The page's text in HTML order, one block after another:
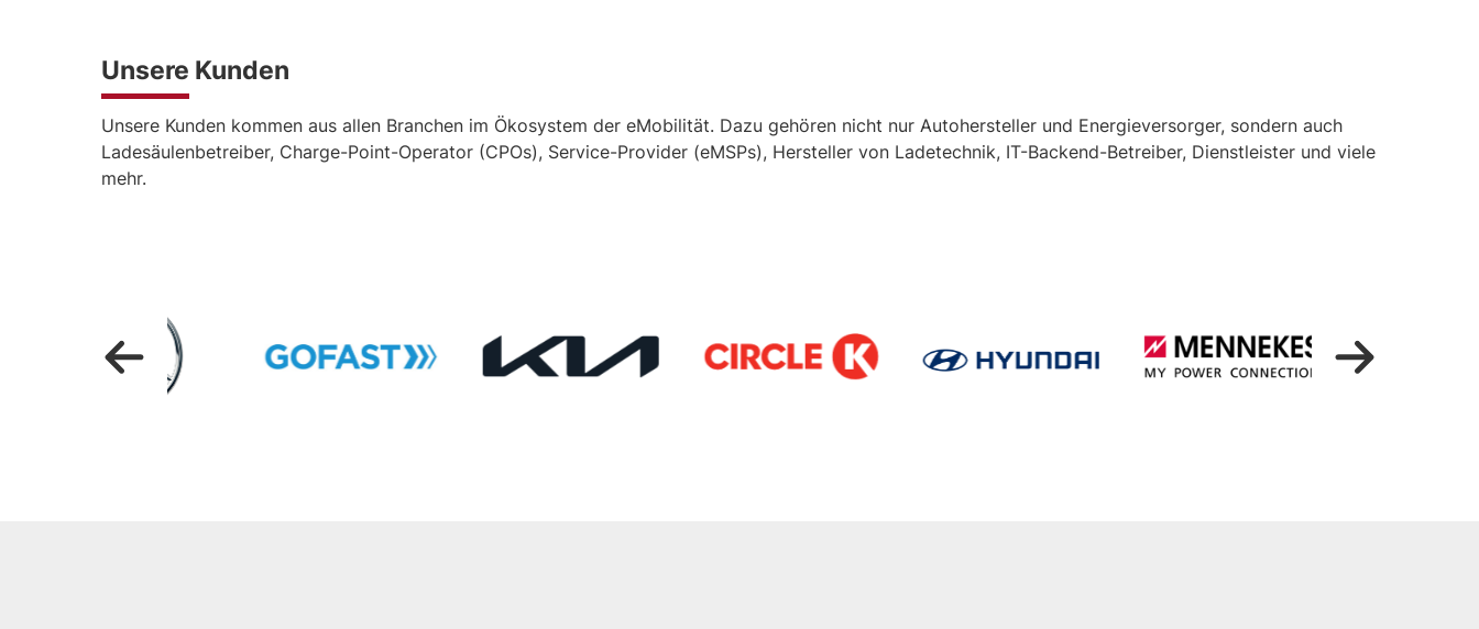
Unsere Kunden
Unsere Kunden kommen aus allen Branchen im Ökosystem der eMobilität. Dazu gehören nicht nur Autohersteller und Energieversorger, sondern auch
Ladesäulenbetreiber, Charge-Point-Operator (CPOs), Service-Provider (eMSPs), Hersteller von Ladetechnik, IT-Backend-Betreiber, Dienstleister und viele
mehr.
LINK
ÖFFNEN
ÖFFNEN
ÖFFNEN
ÖFFNEN
ÖFFNEN